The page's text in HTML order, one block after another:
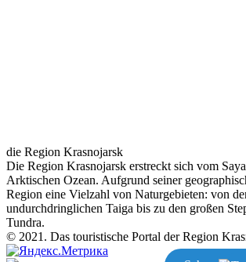
die Region Krasnojarsk
Die Region Krasnojarsk erstreckt sich vom
Arktischen Ozean. Aufgrund seiner
Region eine Vielzahl von Naturgebieten: von
undurchdringlichen Taiga bis zu den großen
Tundra.
© 2021. Das touristische Portal der Region